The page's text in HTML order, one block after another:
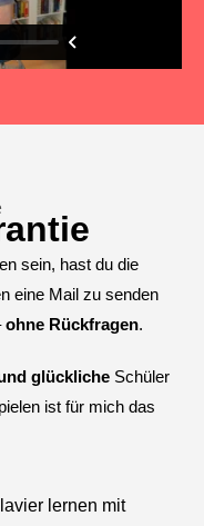
sein, hast du die
eine Mail zu senden
ohne Rückfragen.
glückliche Schüler
ist für mich das
lernen mit